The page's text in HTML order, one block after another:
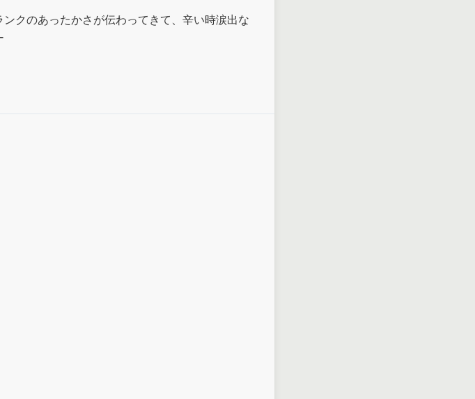
クのあったかさが伝わってきて、辛い時涙出な